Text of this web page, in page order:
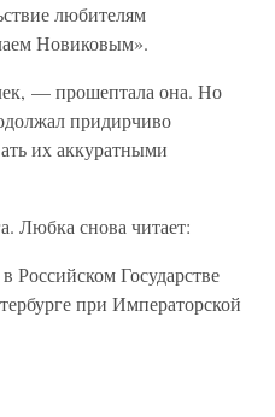
любителям
Новиковым».
— прошептала она. Но
придирчиво
их аккуратными
Любка снова читает:
Российском Государстве
при Императорской